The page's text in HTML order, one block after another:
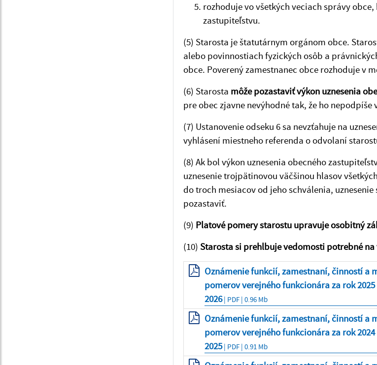
rozhoduje vo všetkých veciach správy
zastupiteľstvu.
(5) Starosta je štatutárnym orgánom obce.
alebo povinnostiach fyzických osôb a
obce. Poverený zamestnanec obce rozhoduje v
(6) Starosta môže pozastaviť výkon uznesenia
pre obec zjavne nevýhodné tak, že ho nepodpíše
(7) Ustanovenie odseku 6 sa nevzťahuje na
vyhlásení miestneho referenda o odvolaní
(8) Ak bol výkon uznesenia obecného
uznesenie trojpätinovou väčšinou hlasov
do troch mesiacov od jeho schválenia,
pozastaviť.
(9) Platové pomery starostu upravuje osobitný
(10) Starosta si prehlbuje vedomosti potrebné
Oznámenie funkcií, zamestnaní, činností a
pomerov verejného funkcionára za rok
2026| PDF | 0.96 Mb
Oznámenie funkcií, zamestnaní, činností a
pomerov verejného funkcionára za rok
2025| PDF | 0.91 Mb